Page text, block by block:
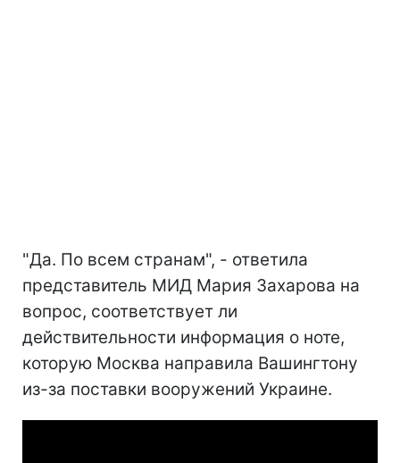
"Да. По всем странам", - ответила
представитель МИД Мария Захарова на
вопрос, соответствует ли
действительности информация о ноте,
которую Москва направила Вашингтону
из-за поставки вооружений Украине.